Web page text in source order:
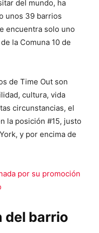
del mundo, ha
unos 39 barrios
encuentra solo uno
la Comuna 10 de
de Time Out son
cultura, vida
circunstancias, el
la posición #15, justo
y por encima de
por su promoción
del barrio